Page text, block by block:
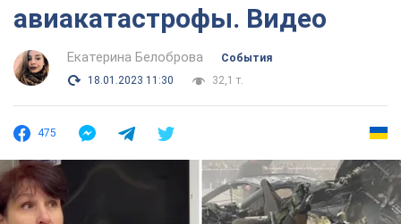
авиакатастрофы. Видео
Екатерина Белоброва
События
18.01.2023 11:30
32,1 т.
475